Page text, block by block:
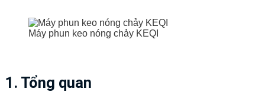
Máy phun keo nóng chảy KEQI
1. Tổng quan